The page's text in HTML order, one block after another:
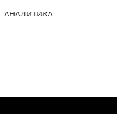
АНАЛИТИКА